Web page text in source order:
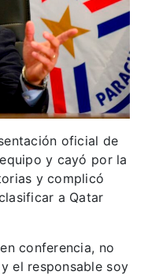
oficial de
y cayó por la
y complicó
a Qatar
conferencia, no
el responsable soy